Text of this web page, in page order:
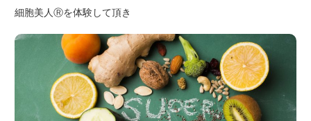
細胞美人Ⓡを体験して頂き